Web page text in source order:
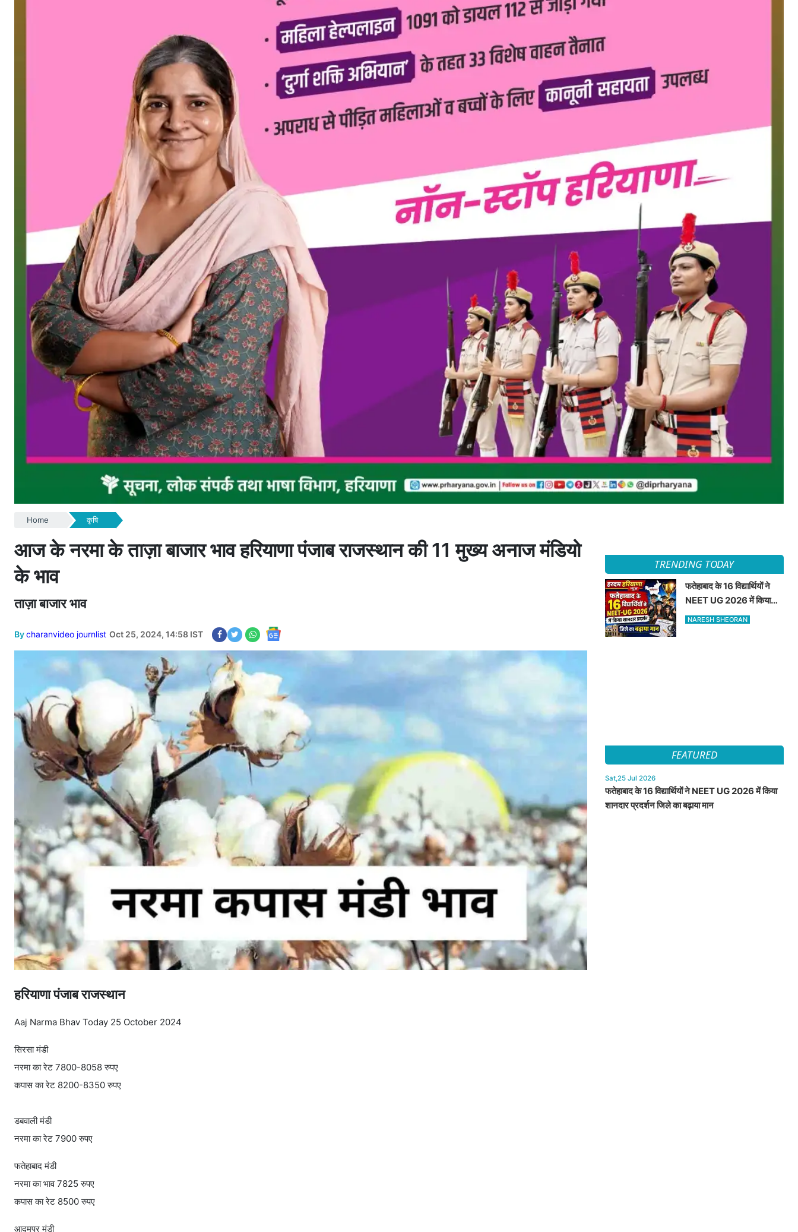
Home कृषि
आज के नरमा के ताज़ा बाजार भाव हरियाणा पंजाब राजस्थान की 11 मुख्य अनाज मंडियो
के भाव
ताज़ा बाजार भाव
Bycharanvideo journlist Oct 25, 2024, 14:58 IST
हरियाणा पंजाब राजस्थान
Aaj Narma Bhav Today 25 October 2024
सिरसा मंडी
नरमा का रेट 7800-8058 रुपए
कपास का रेट 8200-8350 रुपए
डबवाली मंडी
नरमा का रेट 7900 रुपए
फतेहाबाद मंडी
नरमा का भाव 7825 रुपए
कपास का रेट 8500 रुपए
आदमपुर मंडी
TRENDING TODAY
फतेहाबाद के 16 विद्यार्थियों ने
NEET UG 2026 में किया
शानदार प्रदर्शन जिले का बढ़ाया
NARESH SHEORAN
FEATURED
Sat,25 Jul 2026
फतेहाबाद के 16 विद्यार्थियों ने NEET UG 2026 में किया
शानदार प्रदर्शन जिले का बढ़ाया मान